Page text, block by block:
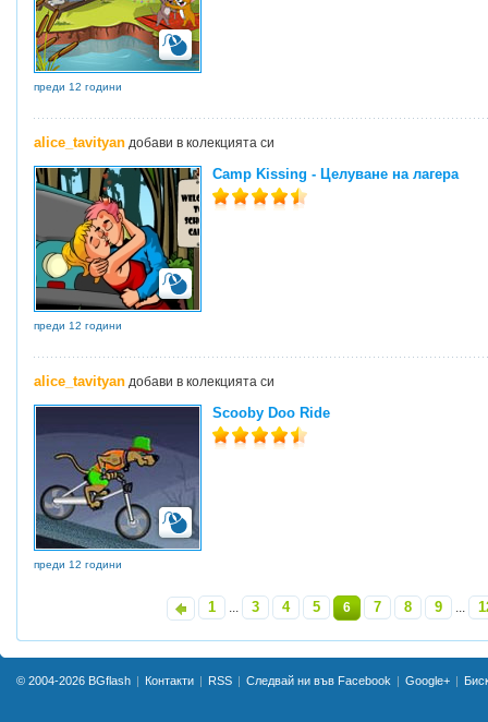
преди 12 години
alice_tavityan добави в колекцията си
Camp Kissing - Целуване на лагера
преди 12 години
alice_tavityan добави в колекцията си
Scooby Doo Ride
преди 12 години
1 ... 3 4 5 6 7 8 9 ...
© 2004-2026 BGflash Контакти RSS Следвай ни във Facebook Google+